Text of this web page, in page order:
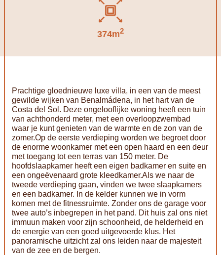
374m2
Prachtige gloednieuwe luxe villa, in een van de meest
gewilde wijken van Benalmádena, in het hart van de
Costa del Sol. Deze ongelooflijke woning heeft een tuin
van achthonderd meter, met een overloopzwembad
waar je kunt genieten van de warmte en de zon van de
zomer.Op de eerste verdieping worden we begroet door
de enorme woonkamer met een open haard en een deur
met toegang tot een terras van 150 meter. De
hoofdslaapkamer heeft een eigen badkamer en suite en
een ongeëvenaard grote kleedkamer.Als we naar de
tweede verdieping gaan, vinden we twee slaapkamers
en een badkamer. In de kelder kunnen we in vorm
komen met de fitnessruimte. Zonder ons de garage voor
twee auto’s inbegrepen in het pand. Dit huis zal ons niet
immuun maken voor zijn schoonheid, de helderheid en
de energie van een goed uitgevoerde klus. Het
panoramische uitzicht zal ons leiden naar de majesteit
van de zee en de bergen.